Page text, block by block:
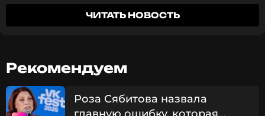
нагрузкой. Прямо на носилках приносят на корт! А
оттуда на полеты», — приводит слова Якубовича
Ранее ССМИ сообщили, что у Якубовича
диагностировали сахарный диабет.
Леонид Якубович – бессменный ведущий
ЧИТАТЬ НОВОСТЬ
Рекомендуем
Роза Сябитова назвала